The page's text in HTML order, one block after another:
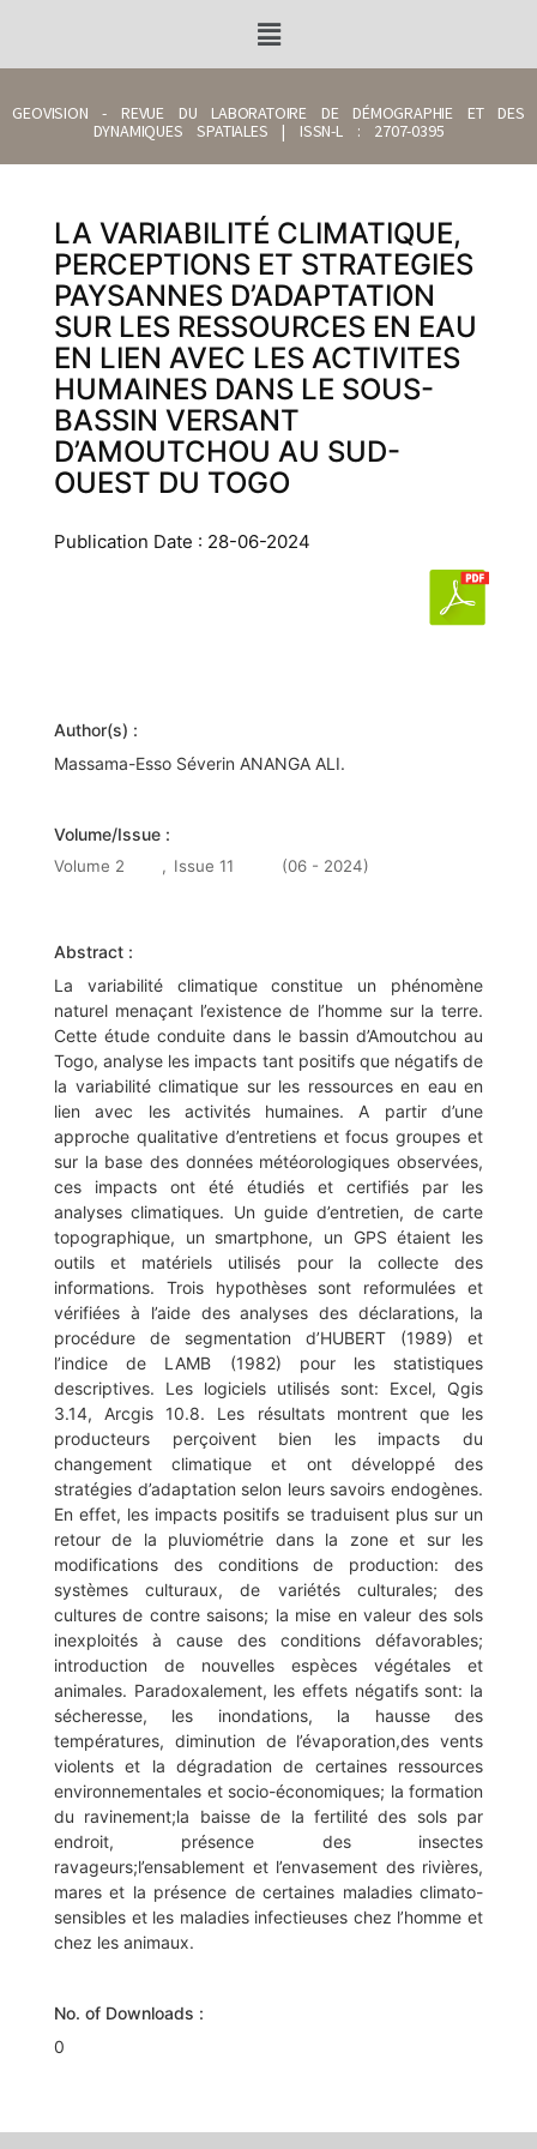
GEOVISION - REVUE DU LABORATOIRE DE DÉMOGRAPHIE ET DES
DYNAMIQUES SPATIALES | ISSN-L : 2707-0395
LA VARIABILITÉ CLIMATIQUE,
PERCEPTIONS ET STRATEGIES
PAYSANNES D’ADAPTATION
SUR LES RESSOURCES EN EAU
EN LIEN AVEC LES ACTIVITES
HUMAINES DANS LE SOUS-
BASSIN VERSANT
D’AMOUTCHOU AU SUD-
OUEST DU TOGO
Publication Date : 28-06-2024
Author(s) :
Massama-Esso Séverin ANANGA ALI.
Volume/Issue :
Volume 2 , Issue 11 (06 - 2024)
Abstract :
La variabilité climatique constitue un phénomène
naturel menaçant l’existence de l’homme sur la terre.
Cette étude conduite dans le bassin d’Amoutchou au
Togo, analyse les impacts tant positifs que négatifs de
la variabilité climatique sur les ressources en eau en
lien avec les activités humaines. A partir d’une
approche qualitative d’entretiens et focus groupes et
sur la base des données météorologiques observées,
ces impacts ont été étudiés et certifiés par les
analyses climatiques. Un guide d’entretien, de carte
topographique, un smartphone, un GPS étaient les
outils et matériels utilisés pour la collecte des
informations. Trois hypothèses sont reformulées et
vérifiées à l’aide des analyses des déclarations, la
procédure de segmentation d’HUBERT (1989) et
l’indice de LAMB (1982) pour les statistiques
descriptives. Les logiciels utilisés sont: Excel, Qgis
3.14, Arcgis 10.8. Les résultats montrent que les
producteurs perçoivent bien les impacts du
changement climatique et ont développé des
stratégies d’adaptation selon leurs savoirs endogènes.
En effet, les impacts positifs se traduisent plus sur un
retour de la pluviométrie dans la zone et sur les
modifications des conditions de production: des
systèmes culturaux, de variétés culturales; des
cultures de contre saisons; la mise en valeur des sols
inexploités à cause des conditions défavorables;
introduction de nouvelles espèces végétales et
animales. Paradoxalement, les effets négatifs sont: la
sécheresse, les inondations, la hausse des
températures, diminution de l’évaporation,des vents
violents et la dégradation de certaines ressources
environnementales et socio-économiques; la formation
du ravinement;la baisse de la fertilité des sols par
endroit, présence des insectes
ravageurs;l’ensablement et l’envasement des rivières,
mares et la présence de certaines maladies climato-
sensibles et les maladies infectieuses chez l’homme et
chez les animaux.
No. of Downloads :
0